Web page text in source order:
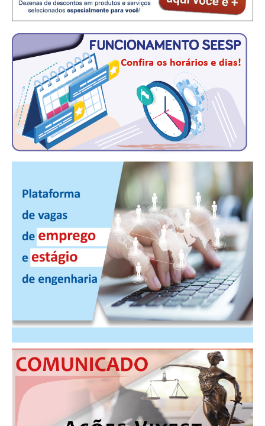
FGTS EXPURGOS
FGTS CORREÇÃO
LEGISLAÇÃO
LEI 4.950-A/1966 – PISO SALARIAL
LEI 5.194/1966 – REGULAMENTAÇÃO DA PROFISSÃO
LEI 6.496/1977 – ART
RES 1.002/2002 – CÓDIGO DE ÉTICA
HOMOLOGAÇÕES
PISO SALARIAL
FIQUE POR DENTRO
OPORTUNIDADES
APRESENTAÇÃO
EMPREGO E ESTÁGIO
AUTÔNOMOS E SERVIÇOS
NEWSLETTER
GUIA DAS ENGENHARIAS